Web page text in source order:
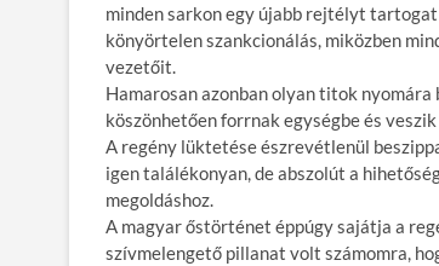
minden sarkon egy újabb rejtélyt tartogat
könyörtelen szankcionálás, miközben
vezetőit.
Hamarosan azonban olyan titok
köszönhetően forrnak egységbe és
A regény lüktetése észrevétlenül
igen találékonyan, de abszolút a
megoldáshoz.
A magyar őstörténet éppúgy sajátja a
szívmelengető pillanat volt számomra,